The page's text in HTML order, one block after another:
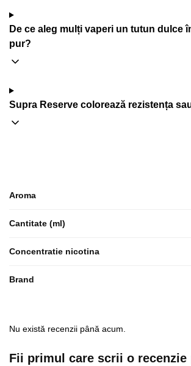
De ce aleg mulți vaperi un tutun dulce
pur?
Supra Reserve colorează rezistența
Aroma
Cantitate (ml)
Concentratie nicotina
Brand
Nu există recenzii până acum.
Fii primul care scrii o recenzie